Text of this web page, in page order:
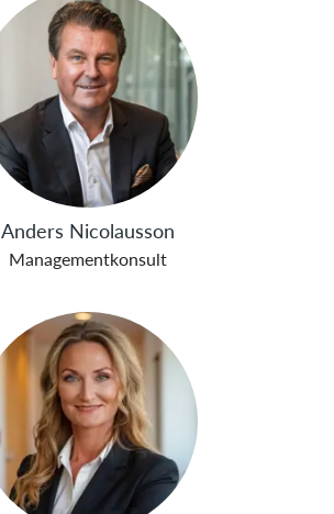
Anders Nicolausson
Managementkonsult